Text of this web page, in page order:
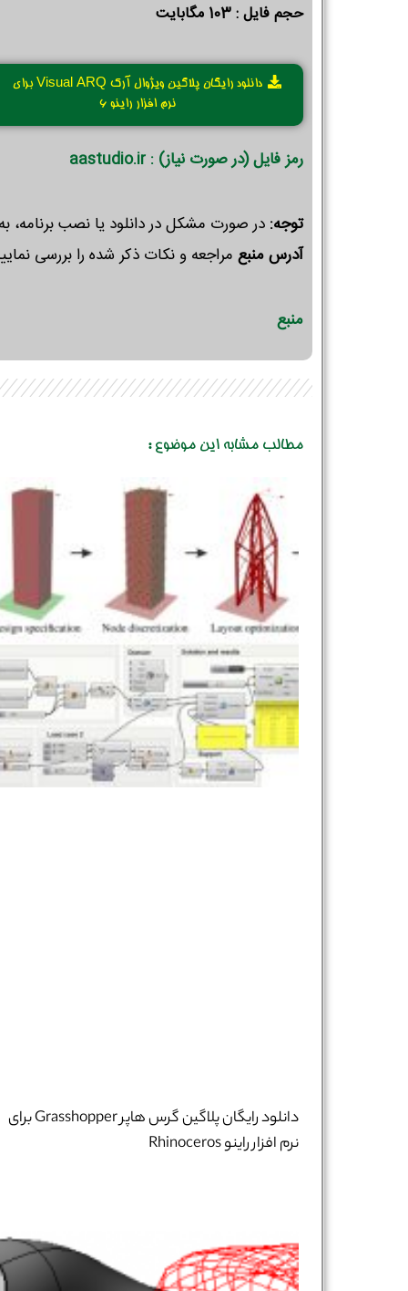
حجم فایل : 103 مگابایت
دانلود رایگان پلاگین ویژوال آرک Visual ARQ برای
نرم افزار راینو 6
رمز فایل (در صورت نیاز) : aastudio.ir
توجه: در صورت مشکل در دانلود یا نصب برنامه،
آدرس منبعمراجعه و نکات ذکر شده را بررسی
منبع
مطالب مشابه این موضوع :
دانلود رایگان پلاگین گرس هاپر Grasshopper برای
نرم افزار راینو Rhinoceros